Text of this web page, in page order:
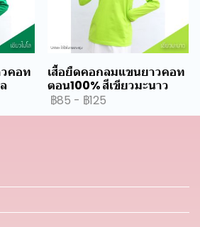
คอท
เสื้อยืดคอกลมแขนยาวคอท
ตอน100% สีเขียวมะนาว
฿85 - ฿125